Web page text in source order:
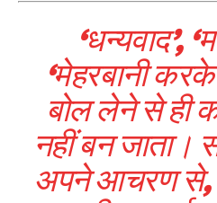
‘धन्यवाद’,
‘मेहरबानी
बोल लेने से ही
नहीं बन जाता।
अपने आचरण से,